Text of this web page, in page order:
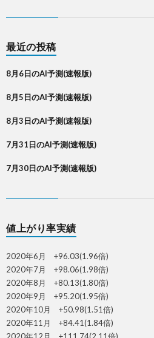
最近の投稿
8月6日のAI予測(速報版)
8月5日のAI予測(速報版)
8月3日のAI予測(速報版)
7月31日のAI予測(速報版)
7月30日のAI予測(速報版)
値上がり率実績
2020年6月 +96.03(1.96倍)
2020年7月 +98.06(1.98倍)
2020年8月 +80.13(1.80倍)
2020年9月 +95.20(1.95倍)
2020年10月 +50.98(1.51倍)
2020年11月 +84.41(1.84倍)